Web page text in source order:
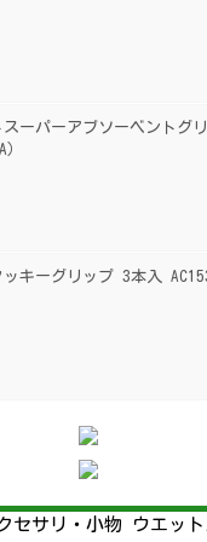
スーパーアブソーベントグ
）
ッキーグリップ 3本入
セサリ・小物 ウエッ